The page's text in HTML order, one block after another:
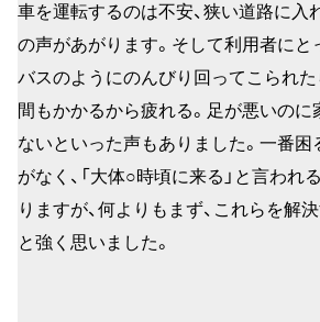
車を運転するのは不安、狭い道路に入
の声があがります。そして利用者にと
バスのようにのんびり回ってこられた
間もかかるから疲れる。足が悪いの
ないといった声もありました。一番困
がなく、「大体○時頃に来る」と言われ
りますが、何よりもまず、これらを解
と強く思いました。